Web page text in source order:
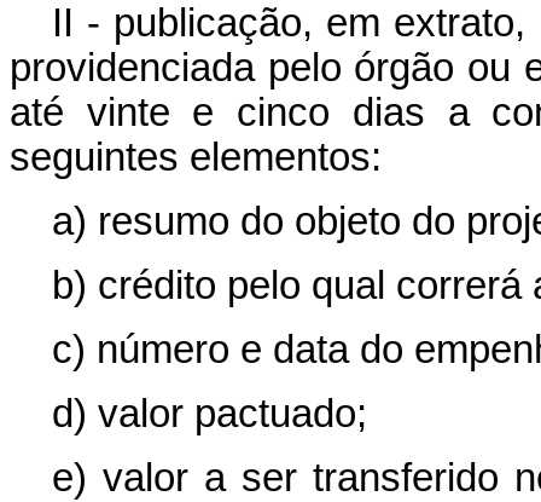
II - publicação, em
providenciada pelo órgão ou
até vinte e cinco dias a
seguintes elementos:
a) resumo do objeto do
b) crédito pelo qual correrá
c) número e data do
d) valor pactuado;
e) valor a ser transferido